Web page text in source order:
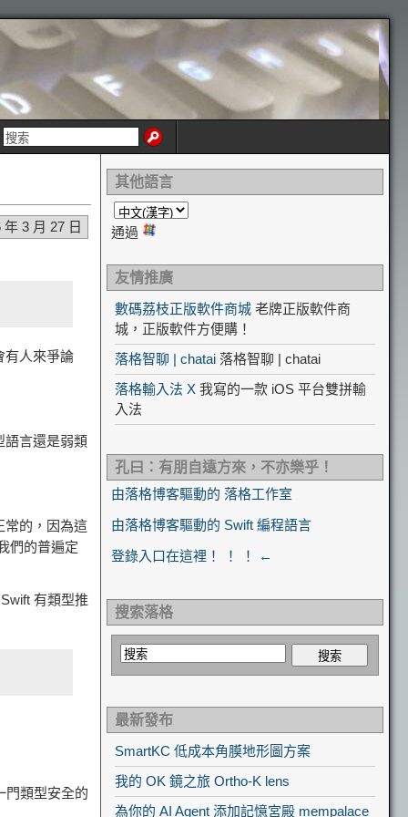
年 3 月 27 日
有人來爭論
語言還是弱類
常的，因為這
們的普遍定
有類型推
門類型安全的
其他語言
通過
友情推廣
數碼荔枝正版軟件商城 老牌正版軟件商
城，正版軟件方便購！
落格智聊 | chatai 落格智聊 | chatai
落格輸入法 X 我寫的一款 iOS 平台雙拼輸
入法
孔曰：有朋自遠方來，不亦樂乎！
由落格博客驅動的 落格工作室
由落格博客驅動的 Swift 編程語言
登錄入口在這裡！ ！ ！ ←
搜索落格
最新發布
SmartKC 低成本角膜地形圖方案
我的 OK 鏡之旅 Ortho-K lens
為你的 AI Agent 添加記憶宮殿 mempalace